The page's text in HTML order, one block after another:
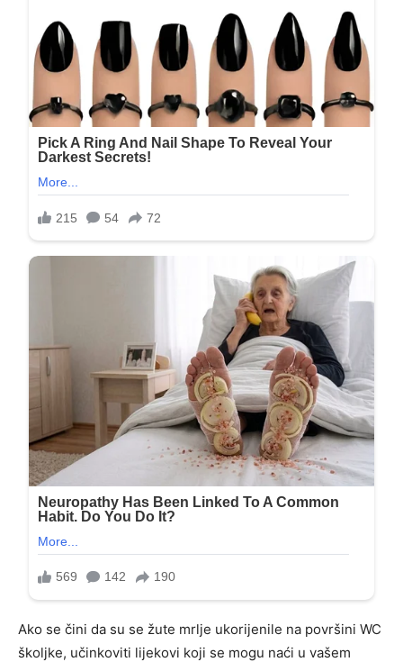
Ako se čini da su se žute mrlje ukorijenile na površini WC
školjke, učinkoviti lijekovi koji se mogu naći u vašem